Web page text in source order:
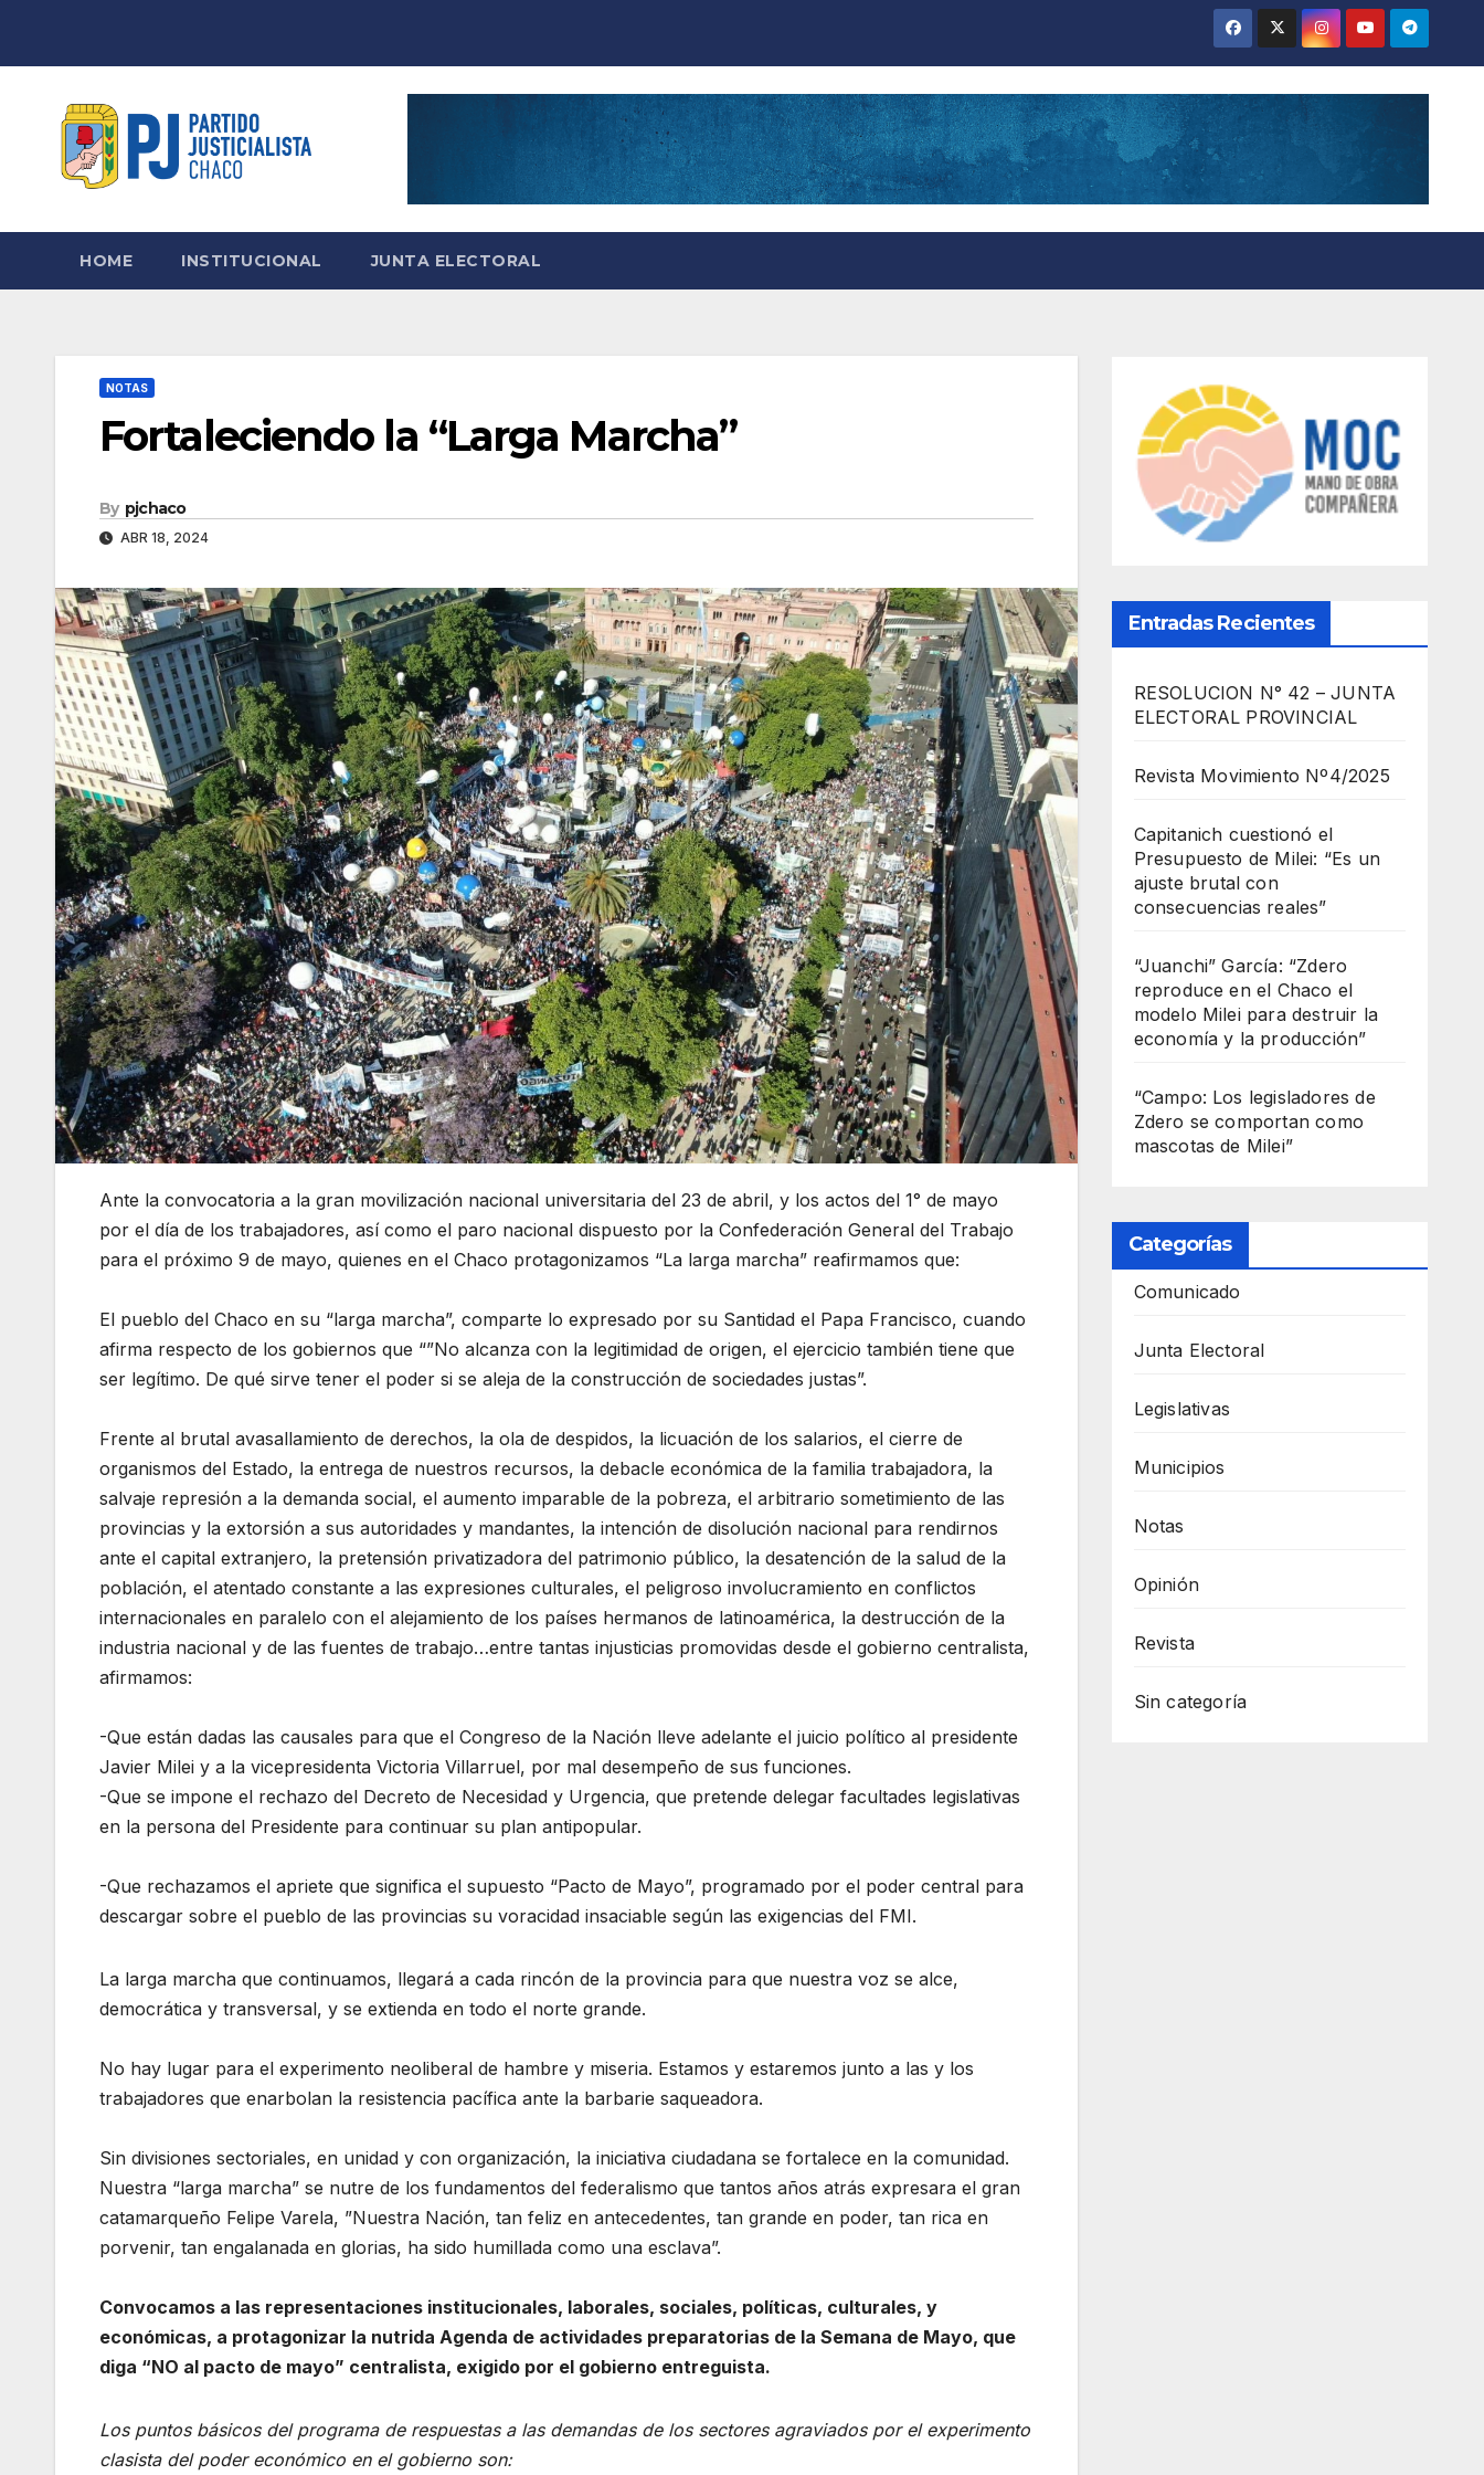
HOME INSTITUCIONAL JUNTA ELECTORAL
NOTAS
Fortaleciendo la “Larga Marcha”
By pjchaco
ABR 18, 2024
Ante la convocatoria a la gran movilización nacional universitaria del 23 de abril, y los actos del 1° de mayo
por el día de los trabajadores, así como el paro nacional dispuesto por la Confederación General del Trabajo
para el próximo 9 de mayo, quienes en el Chaco protagonizamos “La larga marcha” reafirmamos que:
El pueblo del Chaco en su “larga marcha”, comparte lo expresado por su Santidad el Papa Francisco, cuando
afirma respecto de los gobiernos que “”No alcanza con la legitimidad de origen, el ejercicio también tiene que
ser legítimo. De qué sirve tener el poder si se aleja de la construcción de sociedades justas”.
Frente al brutal avasallamiento de derechos, la ola de despidos, la licuación de los salarios, el cierre de
organismos del Estado, la entrega de nuestros recursos, la debacle económica de la familia trabajadora, la
salvaje represión a la demanda social, el aumento imparable de la pobreza, el arbitrario sometimiento de las
provincias y la extorsión a sus autoridades y mandantes, la intención de disolución nacional para rendirnos
ante el capital extranjero, la pretensión privatizadora del patrimonio público, la desatención de la salud de la
población, el atentado constante a las expresiones culturales, el peligroso involucramiento en conflictos
internacionales en paralelo con el alejamiento de los países hermanos de latinoamérica, la destrucción de la
industria nacional y de las fuentes de trabajo…entre tantas injusticias promovidas desde el gobierno centralista,
afirmamos:
-Que están dadas las causales para que el Congreso de la Nación lleve adelante el juicio político al presidente
Javier Milei y a la vicepresidenta Victoria Villarruel, por mal desempeño de sus funciones.
-Que se impone el rechazo del Decreto de Necesidad y Urgencia, que pretende delegar facultades legislativas
en la persona del Presidente para continuar su plan antipopular.
-Que rechazamos el apriete que significa el supuesto “Pacto de Mayo”, programado por el poder central para
descargar sobre el pueblo de las provincias su voracidad insaciable según las exigencias del FMI.
La larga marcha que continuamos, llegará a cada rincón de la provincia para que nuestra voz se alce,
democrática y transversal, y se extienda en todo el norte grande.
No hay lugar para el experimento neoliberal de hambre y miseria. Estamos y estaremos junto a las y los
trabajadores que enarbolan la resistencia pacífica ante la barbarie saqueadora.
Sin divisiones sectoriales, en unidad y con organización, la iniciativa ciudadana se fortalece en la comunidad.
Nuestra “larga marcha” se nutre de los fundamentos del federalismo que tantos años atrás expresara el gran
catamarqueño Felipe Varela, ”Nuestra Nación, tan feliz en antecedentes, tan grande en poder, tan rica en
porvenir, tan engalanada en glorias, ha sido humillada como una esclava”.
Convocamos a las representaciones institucionales, laborales, sociales, políticas, culturales, y
económicas, a protagonizar la nutrida Agenda de actividades preparatorias de la Semana de Mayo, que
diga “NO al pacto de mayo” centralista, exigido por el gobierno entreguista.
Los puntos básicos del programa de respuestas a las demandas de los sectores agraviados por el experimento
clasista del poder económico en el gobierno son:
Entradas Recientes
RESOLUCION N° 42 – JUNTA
ELECTORAL PROVINCIAL
Revista Movimiento Nº4/2025
Capitanich cuestionó el
Presupuesto de Milei: “Es un
ajuste brutal con
consecuencias reales”
“Juanchi” García: “Zdero
reproduce en el Chaco el
modelo Milei para destruir la
economía y la producción”
“Campo: Los legisladores de
Zdero se comportan como
mascotas de Milei”
Categorías
Comunicado
Junta Electoral
Legislativas
Municipios
Notas
Opinión
Revista
Sin categoría